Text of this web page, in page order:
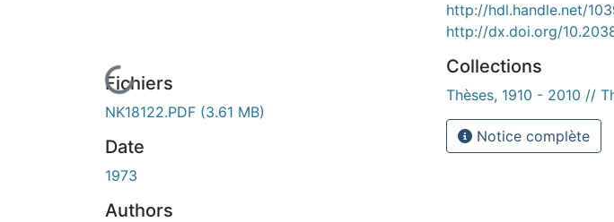
En cours de chargement...
Fichiers
NK18122.PDF (3.61 MB)
Date
1973
Authors
http://hdl.handle.net/
http://dx.doi.org/
Collections
Thèses, 1910 - 2010 //
Notice complète